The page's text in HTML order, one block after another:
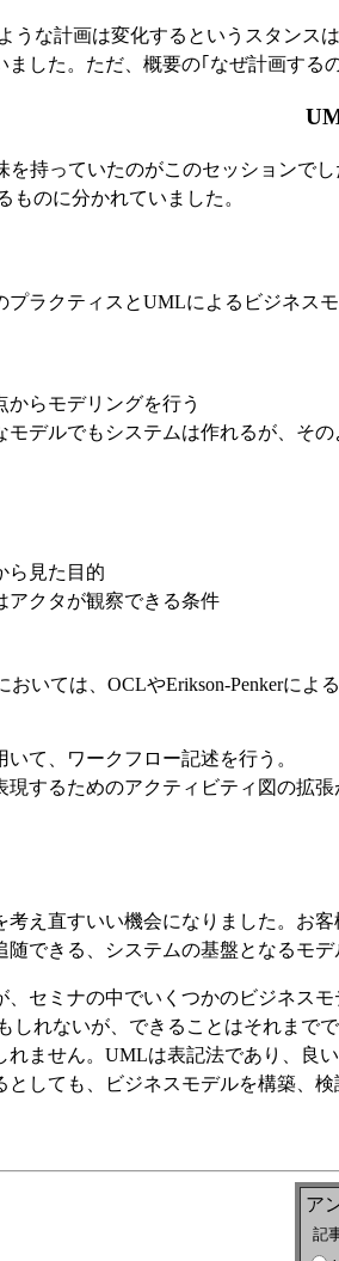
うな計画は変化するというスタン
した。ただ、概要の｢なぜ計画する
を持っていたのがこのセッションで
のに分かれていました。
プラクティスとUMLによるビジネス
からモデリングを行う
モデルでもシステムは作れるが、そ
ら見た目的
アクタが観察できる条件
いては、OCLやErikson-Penkerによ
て、ワークフロー記述を行う。
するためのアクティビティ図の拡張
え直すいい機会になりました。お
できる、システムの基盤となるモ
セミナの中でいくつかのビジネス
しれないが、できることはそれまで
れません。UMLは表記法であり、
しても、ビジネスモデルを構築、
ア
記